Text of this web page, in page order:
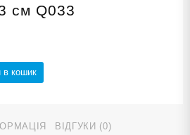
см Q033
в кошик
ВІДГУКИ (0)